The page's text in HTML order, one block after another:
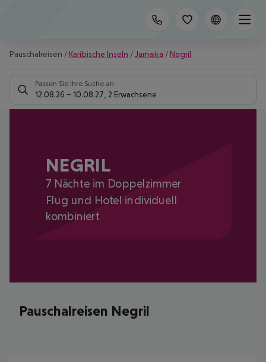
Pauschalreisen / Karibische Inseln /Jamaika / Negril
Passen Sie Ihre Suche an
12.08.26 – 10.08.27 2 Erwachsene
NEGRIL
7 Nächte im Doppelzimmer
Flug und Hotel individuell
kombiniert
Pauschalreisen Negril